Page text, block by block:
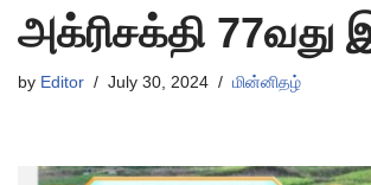
அக்ரிசக்தி 77வது
by Editor July 30, 2024 மின்னிதழ்